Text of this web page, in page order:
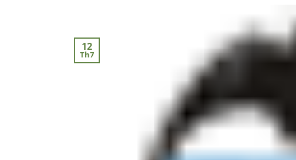
12
Th7